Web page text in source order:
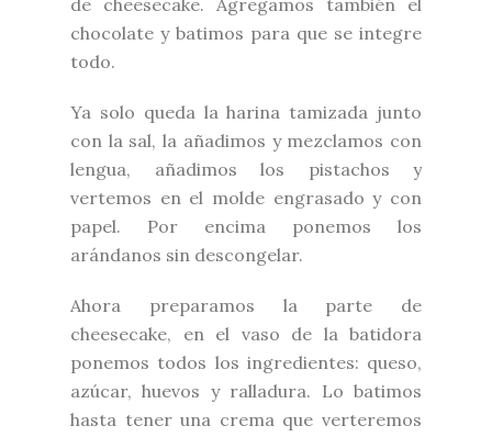
de cheesecake. Agregamos también el
chocolate y batimos para que se integre
todo.
Ya solo queda la harina tamizada junto
con la sal, la añadimos y mezclamos con
lengua, añadimos los pistachos y
vertemos en el molde engrasado y con
papel. Por encima ponemos los
arándanos sin descongelar.
Ahora preparamos la parte de
cheesecake, en el vaso de la batidora
ponemos todos los ingredientes: queso,
azúcar, huevos y ralladura. Lo batimos
hasta tener una crema que verteremos